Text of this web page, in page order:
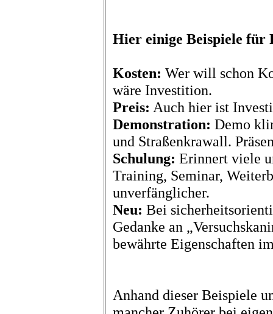
Hier einige Beispiele
Kosten: Wer will schon
wäre Investition.
Preis: Auch hier ist
Demonstration: Demo
und Straßenkrawall.
Schulung: Erinnert viele
Training, Seminar,
unverfänglicher.
Neu: Bei
Gedanke an
bewährte Eigenschaften
Anhand dieser Beispiele